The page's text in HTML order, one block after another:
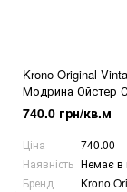
Krono Original
Модрина Ойстер
(Oyster Scandi
740.0 грн/кв.м
Ціна
740.00
Наявність Немає в
Бренд
Krono